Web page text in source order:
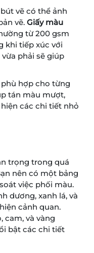
vẽ có thể ảnh
vẽ. Giấy màu
từ 200 gsm
khi tiếp xúc với
phải sẽ giúp
hợp cho từng
tán màu mượt,
các chi tiết nhỏ
trọng trong quá
nên có một bảng
việc phối màu.
dương, xanh lá, và
cảnh quan.
cam, và vàng
bật các chi tiết